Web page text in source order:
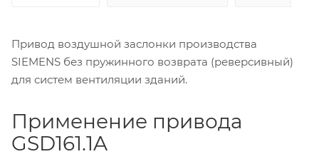
Привод воздушной заслонки производства
SIEMENS без пружинного возврата (реверсивный)
для систем вентиляции зданий.
Применение привода
GSD161.1A